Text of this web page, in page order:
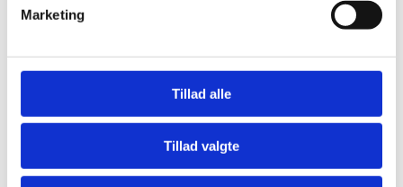
Marketing
Tillad alle
Tillad valgte
7430 Ikast
Telefon træffetid:
Kontakt@gastrobutikken.dk
Tlf.71 99 30 98
Mandag til torsdag: 10:00 – 14:00.
Fredag: Telefonlukket.